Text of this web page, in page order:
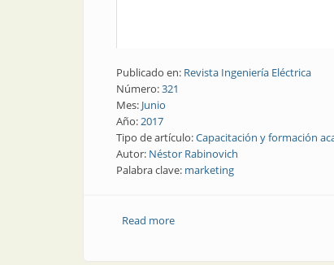
Publicado en: Revista Ingeniería Eléctrica
Número:321
Mes: Junio
Año:2017
Tipo de artículo:Capacitación y formación
Autor: Néstor Rabinovich
Palabra clave: marketing
Read moreabout Marketing | Matrimonios y